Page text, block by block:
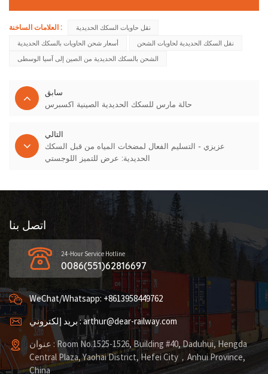
العلامات الساخنة :
نقل حاويات السكك الحديدية
أسعار شحن الحاويات بالسكك الحديدية
نقل السكك الحديدية لحاويات الشحن
الشحن بالسكك الحديدية من الصين إلى آسيا الوسطى
سابق
حالة مارس للسكك الحديدية الصينية اكسبرس
التالي
عزيزي - التسليم الفعال لمضخات المياه من قبل السكك
الحديدية: عرض للتميز اللوجستي
اتصل بنا
24-Hour Service Hotline
0086(551)62816697
WeChat/Whatsapp: +8613958449762
بريد إلكتروني : arthur@dear-railway.com
عنوان : Room No.1525-1526, Building #40, Daduhui, Hengda
Central Plaza, Yaohai District, Hefei City，Anhui Province,
China